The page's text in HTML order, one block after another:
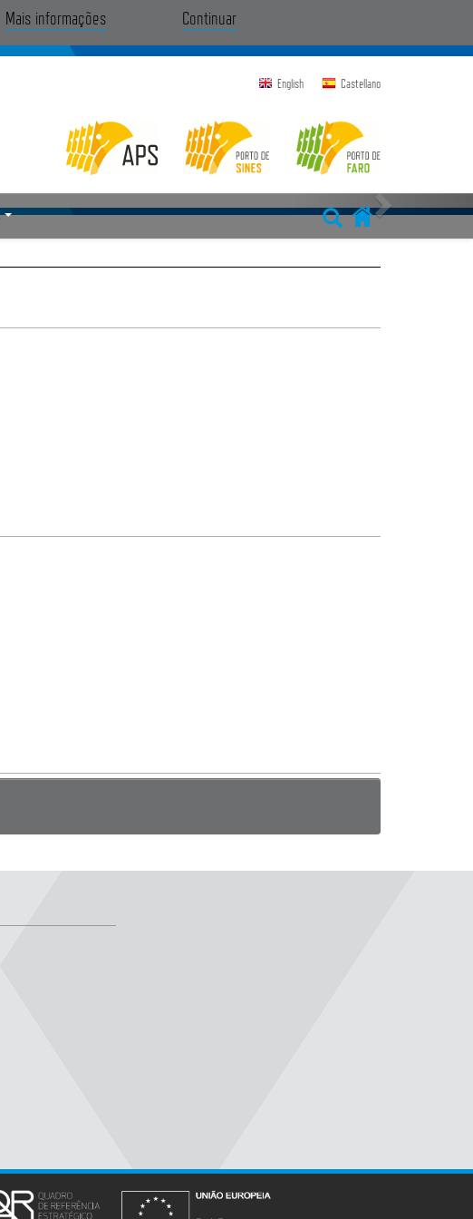
Mais informações Continuar
English Castellano